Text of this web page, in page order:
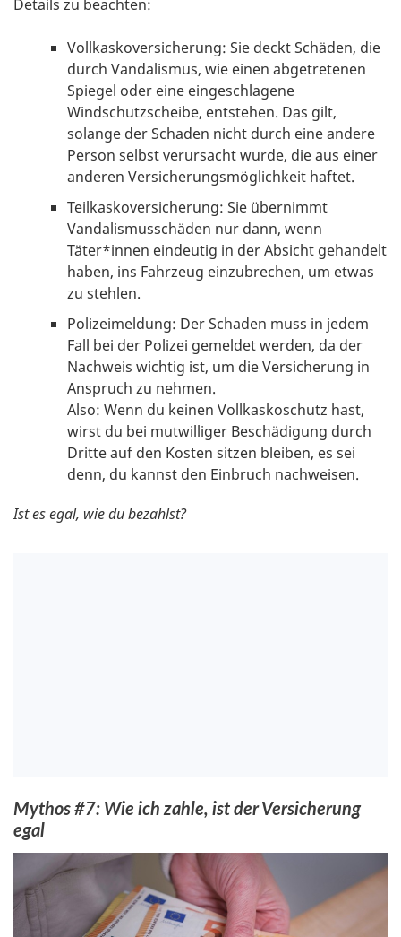
Details zu beachten:
Vollkaskoversicherung: Sie deckt Schäden, die
durch Vandalismus, wie einen abgetretenen
Spiegel oder eine eingeschlagene
Windschutzscheibe, entstehen. Das gilt,
solange der Schaden nicht durch eine andere
Person selbst verursacht wurde, die aus einer
anderen Versicherungsmöglichkeit haftet.
Teilkaskoversicherung: Sie übernimmt
Vandalismusschäden nur dann, wenn
Täter*innen eindeutig in der Absicht gehandelt
haben, ins Fahrzeug einzubrechen, um etwas
zu stehlen.
Polizeimeldung: Der Schaden muss in jedem
Fall bei der Polizei gemeldet werden, da der
Nachweis wichtig ist, um die Versicherung in
Anspruch zu nehmen.
Also: Wenn du keinen Vollkaskoschutz hast,
wirst du bei mutwilliger Beschädigung durch
Dritte auf den Kosten sitzen bleiben, es sei
denn, du kannst den Einbruch nachweisen.
Ist es egal, wie du bezahlst?
Mythos #7: Wie ich zahle, ist der Versicherung
egal